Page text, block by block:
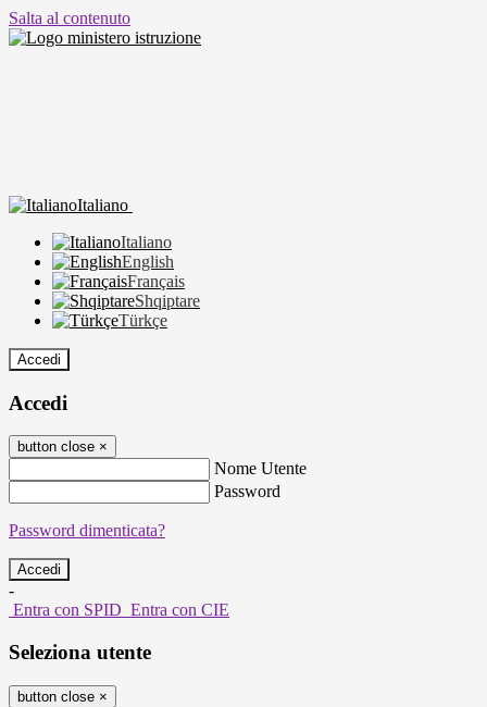
Salta al contenuto
Italiano
Italiano
English
Français
Shqiptare
Türkçe
Accedi
Accedi
button close ×
Nome Utente
Password
Password dimenticata?
-
Entra con SPID Entra con CIE
Seleziona utente
button close ×